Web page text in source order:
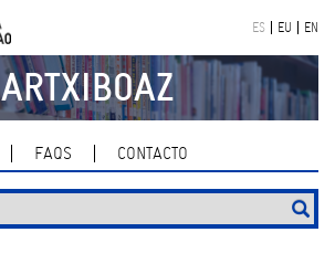
ES EU EN
ARTXIBOAZ
FAQS CONTACTO